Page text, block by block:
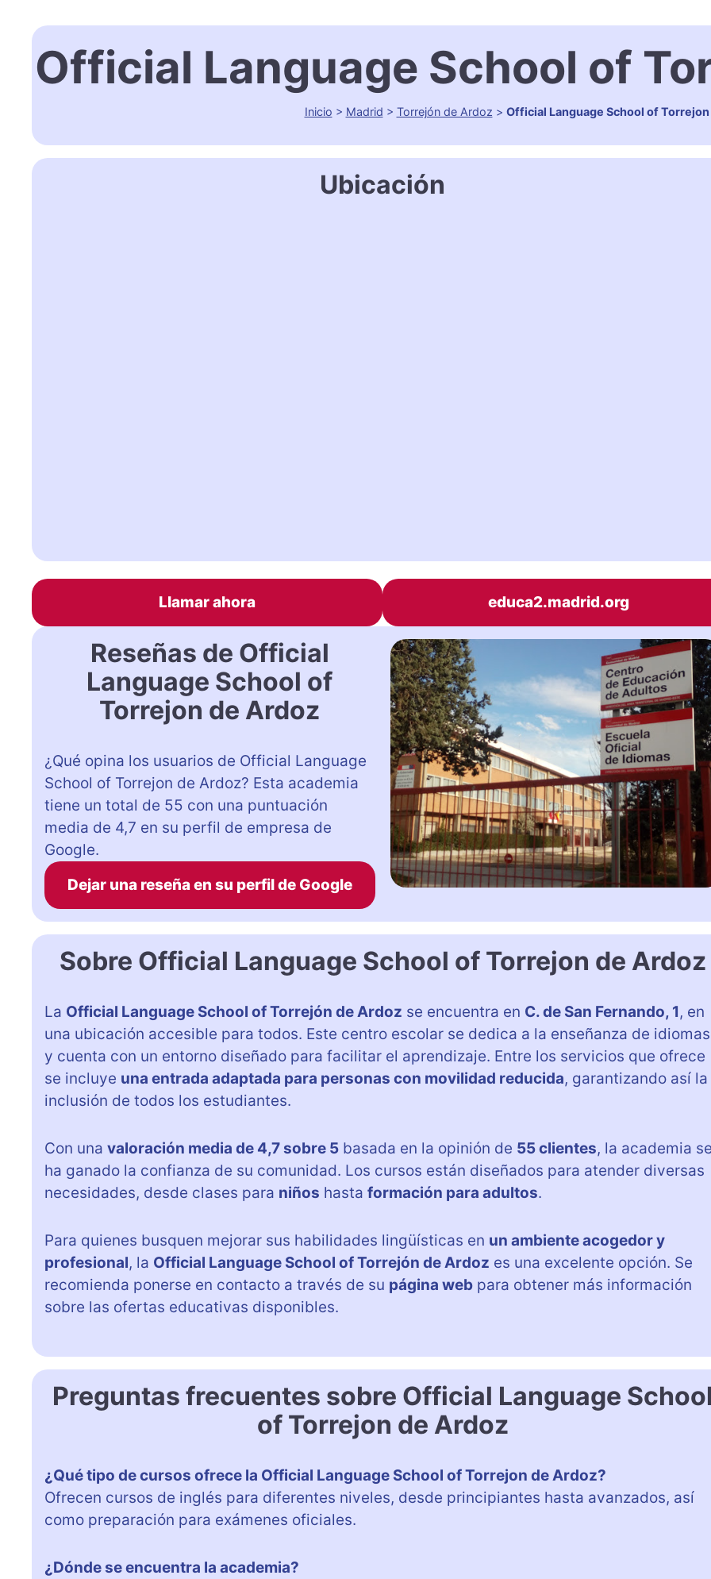
Official Language School of
Inicio > Madrid > Torrejón de Ardoz > Official Language School of
Ubicación
Llamar ahora educa2.madrid.org
Reseñas de Official
Language School of
Torrejon de Ardoz
¿Qué opina los usuarios de Official Language
School of Torrejon de Ardoz? Esta academia
tiene un total de 55 con una puntuación
media de 4,7 en su perfil de empresa de
Google.
Dejar una reseña en su perfil de Google
Sobre Official Language School of Torrejon de Ardoz
La Official Language School of Torrejón de Ardoz se encuentra en C. de San Fernando, 1, en
una ubicación accesible para todos. Este centro escolar se dedica a la enseñanza de idiomas
y cuenta con un entorno diseñado para facilitar el aprendizaje. Entre los servicios que ofrece
se incluye una entrada adaptada para personas con movilidad reducida, garantizando así la
inclusión de todos los estudiantes.
Con una valoración media de 4,7 sobre 5 basada en la opinión de 55 clientes, la academia se
ha ganado la confianza de su comunidad. Los cursos están diseñados para atender diversas
necesidades, desde clases para niños hasta formación para adultos.
Para quienes busquen mejorar sus habilidades lingüísticas en un ambiente acogedor y
profesional, la Official Language School of Torrejón de Ardoz es una excelente opción. Se
recomienda ponerse en contacto a través de su página web para obtener más información
sobre las ofertas educativas disponibles.
Preguntas frecuentes sobre Official Language School
of Torrejon de Ardoz
¿Qué tipo de cursos ofrece la Official Language School of Torrejon de Ardoz?
Ofrecen cursos de inglés para diferentes niveles, desde principiantes hasta avanzados, así
como preparación para exámenes oficiales.
¿Dónde se encuentra la academia?